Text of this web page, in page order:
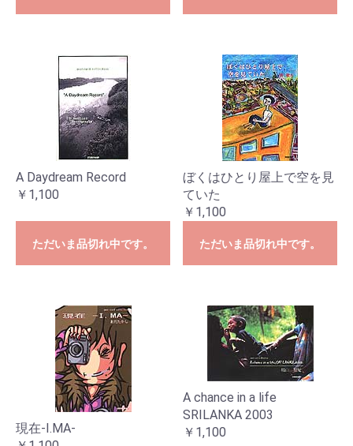
A Daydream Record
￥1,100
ただいま品切れ中です。
ぼくはひとり屋上で空を見
ていた
￥1,100
ただいま品切れ中です。
現在-I.MA-
A chance in a life
SRILANKA 2003
￥1,100